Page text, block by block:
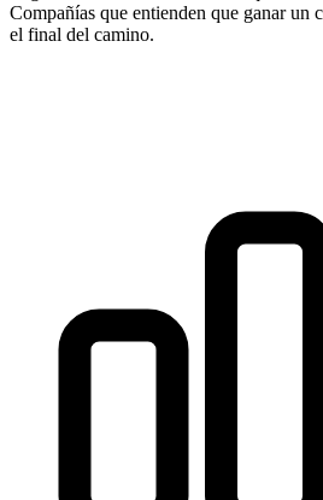
Compañías que entienden que ganar un
el final del camino.